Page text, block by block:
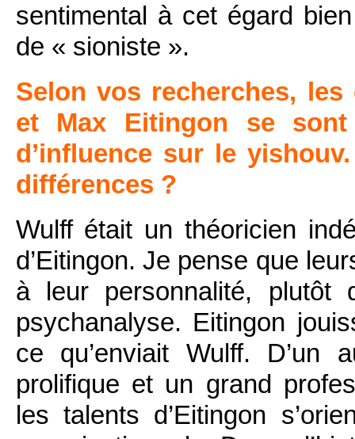
sentimental à cet égard
de « sioniste ».
Selon vos recherches,
et Max Eitingon se
d’influence sur le
différences ?
Wulff était un théoricien
d’Eitingon. Je pense que
à leur personnalité, plutôt
psychanalyse. Eitingon
ce qu’enviait Wulff. D’un
prolifique et un grand
les talents d’Eitingon